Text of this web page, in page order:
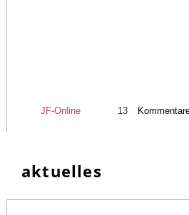
JF-Online 13
aktuelles